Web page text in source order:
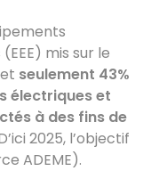
mis sur le
seulement 43%
électriques et
à des fins de
2025, l’objectif
ADEME).